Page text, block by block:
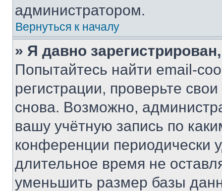
администратором.
Вернуться к началу
» Я давно
Попытайтесь найти email-
регистрации, проверьте
снова. Возможно,
вашу учётную запись по
конференции периодически
длительное время не
уменьшить размер базы